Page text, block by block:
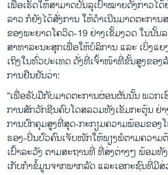
ເພື່ອ​ເຮັດ​ໃຫ້​ສາ​ມາດ​ບັນ​ລຸ​ເປົ້າ​ໝາຍ​ດັ່ງ​ກ່າວ​ໄ
ລາວ ກໍ​ຍັງ​ໄດ້​ສັ່ງ​ການ ໃຫ້​ດຳ​ເນີນ​ມາດ​ຕະ​ກາ
ຂອງ​ພະຍາດ​ໂຄ​ວິດ-19 ຢ່າງ​ເຂັ້ມ​ງວດ ໃນນັ້
ສາທາລະນະສຸກເພື່ອໃຫ້ບໍລິການ ແລະ ເບິ່ງ​ແ
ເຖິງໃນທົ່ວປະເທດ ດັ່ງ​ທີ່ເຈົ້າໜ້າທີ່ຂັ້ນສູງຂອງ
ການ​ຢືນ​ຢັນ​ວ່າ:
“ເພື່ອຮັບມືກັບມາດຕະການຜ່ອນ​ຜັນນັ້ນ ພວກ​ເ
ການ​ສັກວັກ​ຊີນ​ຄົບໂດ​ສລວມ​ທັງ​ເຂັມ​ກະ​ຕຸ້ນ ຢ່
ການ​ປົກ​ຄຸມ​ສູງ​ທີ່ສຸດ-ກະ​ກຽມຄວາມພ້ອມຂອ
ຮອງ-ປິ່​ນ​ປົວຄົນ​ເຈັບ​ໜັກ​ໃຫ້​ພຽງ​ພໍ​ຕາມ​ຄວາມ​
ເຝົ້າ​ລະ​ວັງ ຕາມ​ສະ​ຖານ​ທີ່ ທີ່​ສ່ງ​ຕ່າງໆ ພ້ອມ
ເກັບ​ກຳ​ຂໍ້​ມູນ​ຈາກ​ພາກ​ລັດ ​ແລະເອກະ​ຊົນ​ທີ່ມີ​ສ່